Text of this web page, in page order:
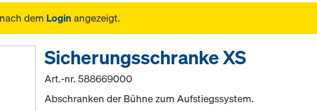
dem Login angezeigt.
Sicherungsschranke XS
Art.-nr.588669000
Abschranken der Bühne zum Aufstiegssystem.